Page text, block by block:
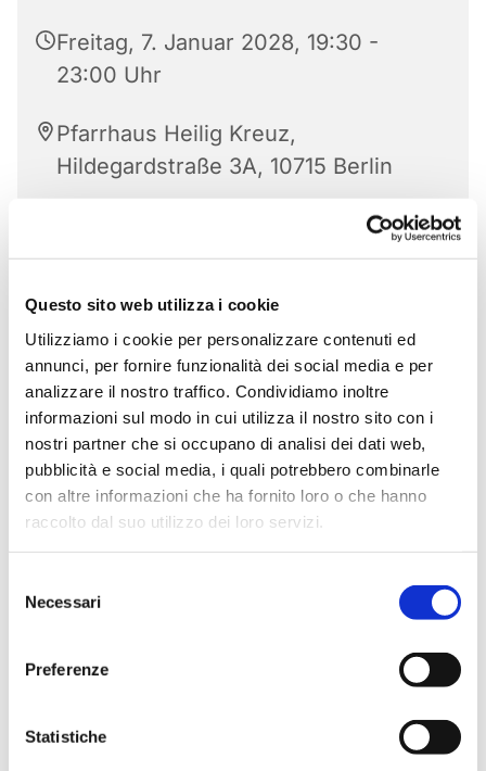
Questo sito web utilizza i cookie
Utilizziamo i cookie per personalizzare contenuti ed
annunci, per fornire funzionalità dei social media e per
analizzare il nostro traffico. Condividiamo inoltre
informazioni sul modo in cui utilizza il nostro sito con i
nostri partner che si occupano di analisi dei dati web,
pubblicità e social media, i quali potrebbero combinarle
con altre informazioni che ha fornito loro o che hanno
raccolto dal suo utilizzo dei loro servizi.
delNecessari
Preferenze
Statistiche
Freitag, 7. Januar 2028, 19:30 -
23:00 Uhr
Pfarrhaus Heilig Kreuz,
Hildegardstraße 3A, 10715 Berlin